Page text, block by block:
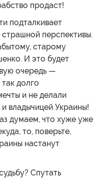
продаст!
подталкивает
перспективы.
старому
И это будет
очередь —
долго
и не делали
владычицей Украины!
думаем, что хуже уже
то, поверьте,
настанут
Спутать